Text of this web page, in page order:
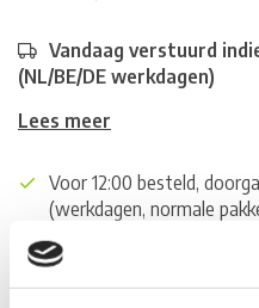
Vandaag verstuurd
(NL/BE/DE werkdagen)
Lees meer
Voor 12:00 besteld,
(werkdagen, normale
World wide shipping
Gratis verzending vanaf €